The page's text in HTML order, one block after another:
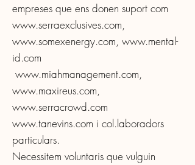
empreses que ens donen suport com
www.serraexclusives.com,
www.somexenergy.com, www.mental-
id.com
www.miahmanagement.com,
www.maxireus.com,
www.serracrowd.com
www.tanevins.com i col.laboradors
particulars.
Necessitem voluntaris que vulguin